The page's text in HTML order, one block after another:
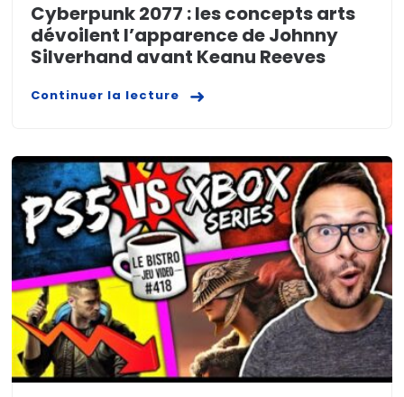
Cyberpunk 2077 : les concepts arts
dévoilent l’apparence de Johnny
Silverhand avant Keanu Reeves
Continuer la lecture